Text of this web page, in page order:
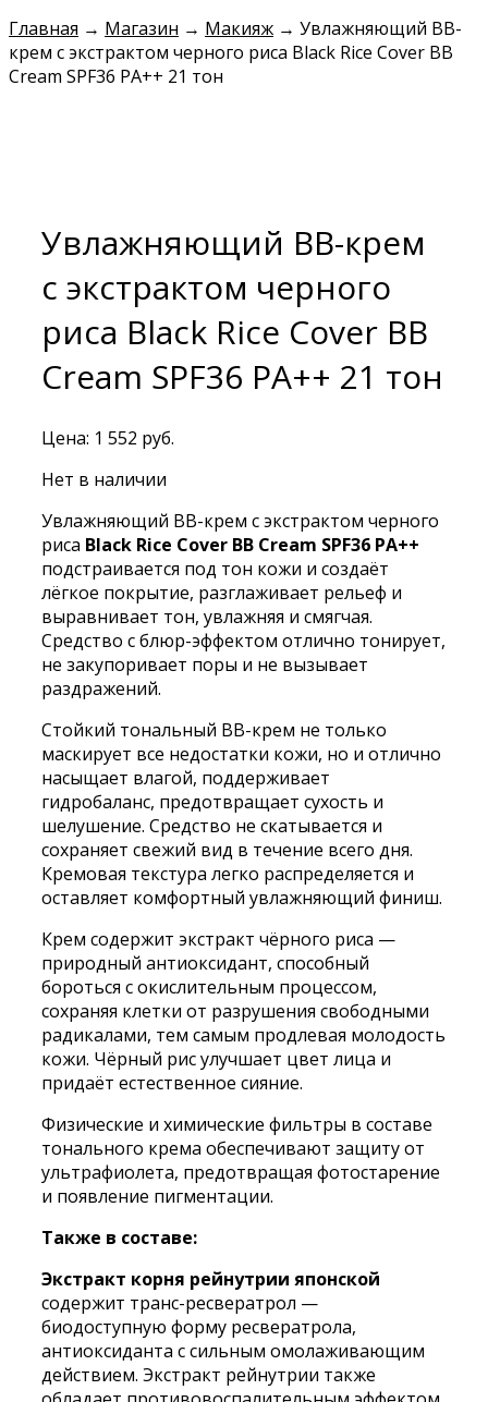
Главная → Магазин → Макияж → Увлажняющий ВВ-
крем с экстрактом черного риса Black Rice Cover BB
Cream SPF36 PA++ 21 тон
Увлажняющий ВВ-крем
с экстрактом черного
риса Black Rice Cover BB
Cream SPF36 PA++ 21 тон
Цена: 1 552 руб.
Нет в наличии
Увлажняющий BB-крем с экстрактом черного
риса Black Rice Cover BB Cream SPF36 PA++
подстраивается под тон кожи и создаёт
лёгкое покрытие, разглаживает рельеф и
выравнивает тон, увлажняя и смягчая.
Средство с блюр-эффектом отлично тонирует,
не закупоривает поры и не вызывает
раздражений.
Стойкий тональный BB-крем не только
маскирует все недостатки кожи, но и отлично
насыщает влагой, поддерживает
гидробаланс, предотвращает сухость и
шелушение. Средство не скатывается и
сохраняет свежий вид в течение всего дня.
Кремовая текстура легко распределяется и
оставляет комфортный увлажняющий финиш.
Крем содержит экстракт чёрного риса —
природный антиоксидант, способный
бороться с окислительным процессом,
сохраняя клетки от разрушения свободными
радикалами, тем самым продлевая молодость
кожи. Чёрный рис улучшает цвет лица и
придаёт естественное сияние.
Физические и химические фильтры в составе
тонального крема обеспечивают защиту от
ультрафиолета, предотвращая фотостарение
и появление пигментации.
Также в составе:
Экстракт корня рейнутрии японской
содержит транс-ресвератрол —
биодоступную форму ресвератрола,
антиоксиданта с сильным омолаживающим
действием. Экстракт рейнутрии также